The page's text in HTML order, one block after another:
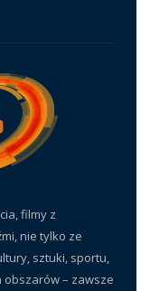
filmy z
nie tylko ze
sztuki, sportu,
obszarów – zawsze